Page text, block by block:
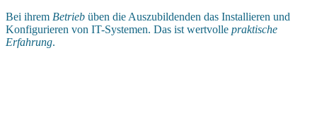
Bei ihrem Betrieb üben die Auszubildenden das Installieren und
Konfigurieren von IT-Systemen. Das ist wertvolle praktische
Erfahrung.